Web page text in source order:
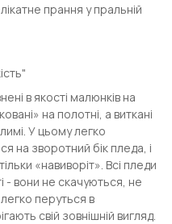
прання у пральній
в якості малюнків на
на полотні, а виткані
У цьому легко
на зворотний бік пледа, і
«навиворіт». Всі пледи
- вони не скачуються, не
перуться в
свій зовнішній вигляд.